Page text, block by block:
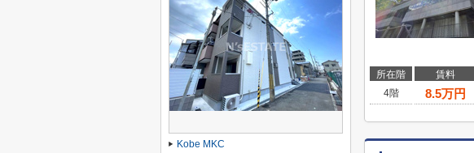
所在階 賃料
4階
8.5万円
Kobe MKC